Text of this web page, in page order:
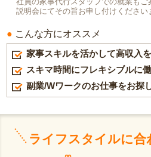
説明会にてその旨お申し付けください
こんな方にオススメ
家事スキルを活かして高収入
スキマ時間にフレキシブルに
副業/Wワークのお仕事をお探
ライフスタイルに合